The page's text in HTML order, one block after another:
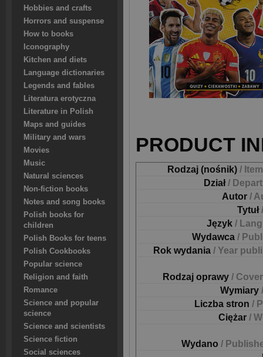
Hobbies and crafts
Horrors and suspense
How to books
Iconography
Kitchen and diets
Language dictionaries
Legends and fables
Literatura erotyczna
Literature in Polish
Maps and guides
Military and wars
Movies
Music
Natural sciences
Non-fiction books
Notes and song books
Polish books for
children
Polish Books for teens
Polish Cookbooks
Popular science
Religion and faith
Romance
Science and popular
science
Science and scientists
Science fiction
Social sciences
PRODUCT
Rodzaj (nośnik) /
Dział/
Autor /
Tytuł
Język /
Wydawca /
Rok wydania / Year
Rodzaj oprawy /
Wymiary
Liczba stron /
Ciężar /
Wydano /